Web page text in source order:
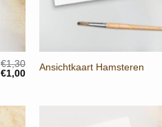
€1,30
Oorspronkelijke
€1,00Huidige
Ansichtkaart Hamsteren